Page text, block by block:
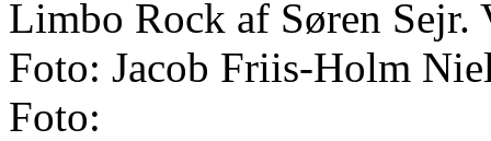
Limbo Rock af Søren
Foto: Jacob Friis-Holm
Foto: